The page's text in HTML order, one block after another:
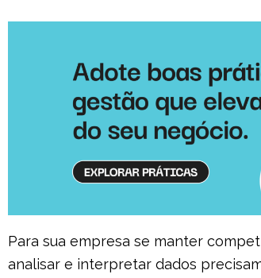
Para sua empresa se manter
analisar e interpretar dados